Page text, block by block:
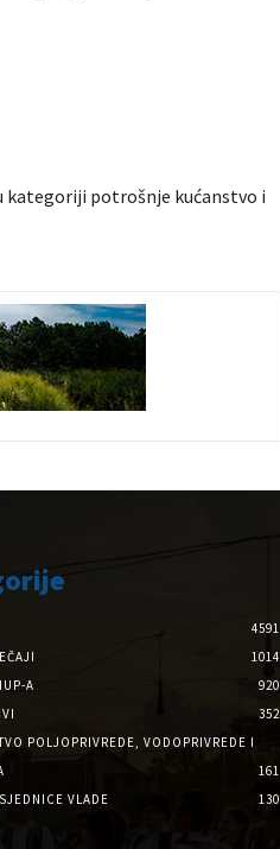
kategoriji potrošnje kućanstvo i
4591
1014
A
920
352
POLJOPRIVREDE, VODOPRIVREDE I
161
VLADE
130